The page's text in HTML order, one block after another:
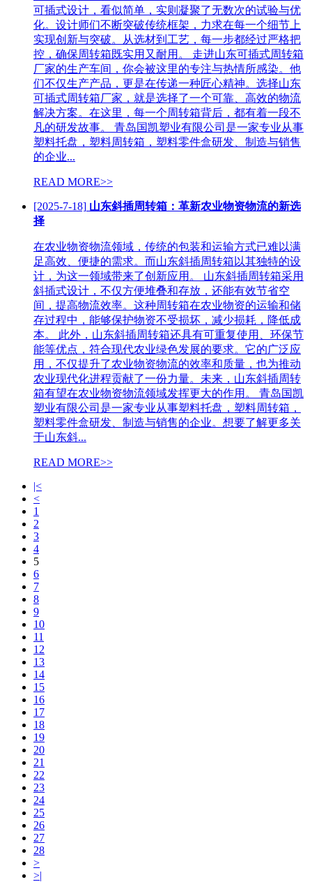
可插式设计，看似简单，实则凝聚了无数次的试验与优
化。设计师们不断突破传统框架，力求在每一个细节上
实现创新与突破。从选材到工艺，每一步都经过严格把
控，确保周转箱既实用又耐用。 走进山东可插式周转箱
厂家的生产车间，你会被这里的专注与热情所感染。他
们不仅生产产品，更是在传递一种匠心精神。选择山东
可插式周转箱厂家，就是选择了一个可靠、高效的物流
解决方案。在这里，每一个周转箱背后，都有着一段不
凡的研发故事。 青岛国凯塑业有限公司是一家专业从事
塑料托盘，塑料周转箱，塑料零件盒研发、制造与销售
的企业...
READ MORE>>
[2025-7-18] 山东斜插周转箱：革新农业物资物流的新选
择
在农业物资物流领域，传统的包装和运输方式已难以满
足高效、便捷的需求。而山东斜插周转箱以其独特的设
计，为这一领域带来了创新应用。 山东斜插周转箱采用
斜插式设计，不仅方便堆叠和存放，还能有效节省空
间，提高物流效率。这种周转箱在农业物资的运输和储
存过程中，能够保护物资不受损坏，减少损耗，降低成
本。 此外，山东斜插周转箱还具有可重复使用、环保节
能等优点，符合现代农业绿色发展的要求。它的广泛应
用，不仅提升了农业物资物流的效率和质量，也为推动
农业现代化进程贡献了一份力量。未来，山东斜插周转
箱有望在农业物资物流领域发挥更大的作用。 青岛国凯
塑业有限公司是一家专业从事塑料托盘，塑料周转箱，
塑料零件盒研发、制造与销售的企业。想要了解更多关
于山东斜...
READ MORE>>
|<
<
1
2
3
4
5
6
7
8
9
10
11
12
13
14
15
16
17
18
19
20
21
22
23
24
25
26
27
28
>
>|